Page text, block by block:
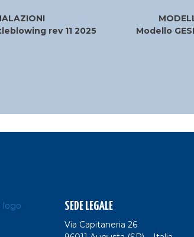
rev 11 2025
Modello
SEDE LEGALE
Via Capitaneria 26